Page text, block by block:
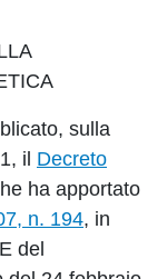
sulla
il Decreto
ha apportato
n. 194, in
del